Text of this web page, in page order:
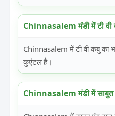
Chinnasalem मंडी में टी वी
Chinnasalem में टी वी कंबु का
कुएंटल हैं।
Chinnasalem मंडी में साबुत